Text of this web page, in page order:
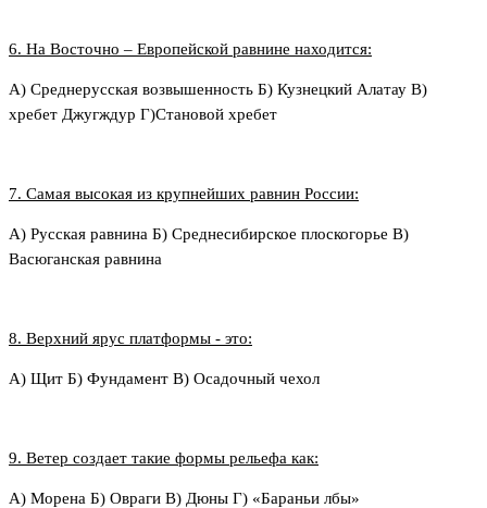
6. На Восточно – Европейской равнине находится:
А) Среднерусская возвышенность Б) Кузнецкий Алатау В)
хребет Джугждур Г)Становой хребет
7. Самая высокая из крупнейших равнин России:
А) Русская равнина Б) Среднесибирское плоскогорье В)
Васюганская равнина
8. Верхний ярус платформы - это:
А) Щит Б) Фундамент В) Осадочный чехол
9. Ветер создает такие формы рельефа как:
А) Морена Б) Овраги В) Дюны Г) «Бараньи лбы»